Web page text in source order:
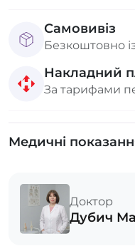
Самовивіз
Безкоштовно
Накладний
За тарифами
Медичні
Доктор
Дубич